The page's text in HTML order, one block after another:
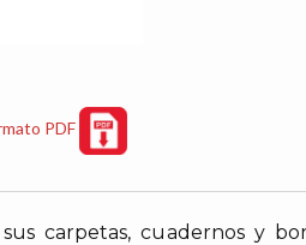
PDF
carpetas, cuadernos y